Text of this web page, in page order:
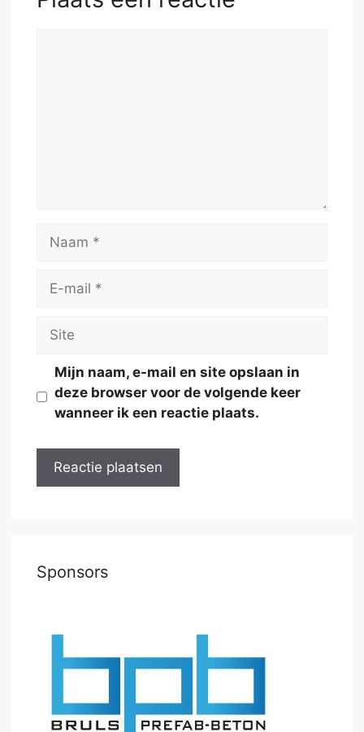
Naam
Site
Mijn naam, e-mail en site opslaan in
deze browser voor de volgende keer
wanneer ik een reactie plaats.
Sponsors